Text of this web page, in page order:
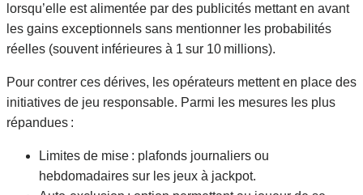
lorsqu’elle est alimentée par des publicités mettant en avant
les gains exceptionnels sans mentionner les probabilités
réelles (souvent inférieures à 1 sur 10 millions).
Pour contrer ces dérives, les opérateurs mettent en place des
initiatives de jeu responsable. Parmi les mesures les plus
répandues :
Limites de mise : plafonds journaliers ou
hebdomadaires sur les jeux à jackpot.